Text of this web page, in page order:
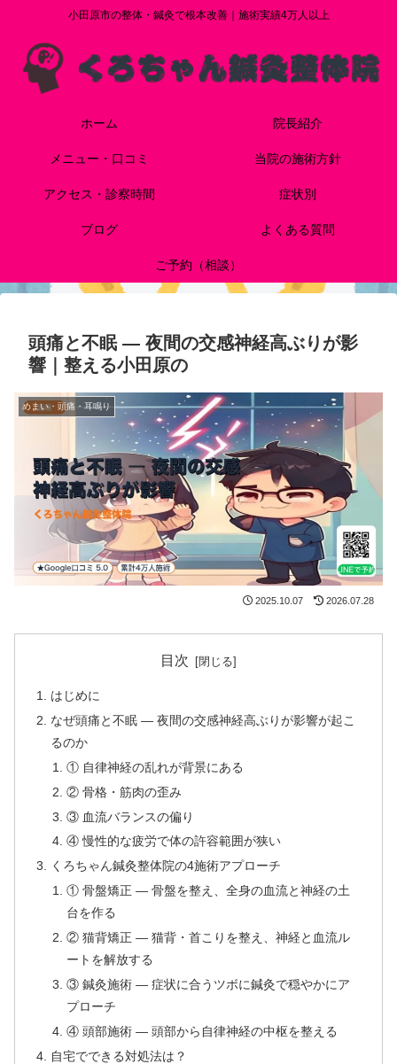
小田原市の整体・鍼灸で根本改善｜施術実績4万人以上
ホーム 院長紹介
メニュー・口コミ 当院の施術方針
アクセス・診察時間 症状別
ブログ よくある質問
ご予約（相談）
頭痛と不眠 ― 夜間の交感神経高ぶりが影
響｜整える小田原の
めまい・頭痛・耳鳴り
2025.10.07 2026.07.28
目次
はじめに
なぜ頭痛と不眠 ― 夜間の交感神経高ぶりが影響が起こ
るのか
① 自律神経の乱れが背景にある
② 骨格・筋肉の歪み
③ 血流バランスの偏り
④ 慢性的な疲労で体の許容範囲が狭い
くろちゃん鍼灸整体院の4施術アプローチ
① 骨盤矯正 — 骨盤を整え、全身の血流と神経の土
台を作る
② 猫背矯正 — 猫背・首こりを整え、神経と血流ル
ートを解放する
③ 鍼灸施術 — 症状に合うツボに鍼灸で穏やかにア
プローチ
④ 頭部施術 — 頭部から自律神経の中枢を整える
自宅でできる対処法は？